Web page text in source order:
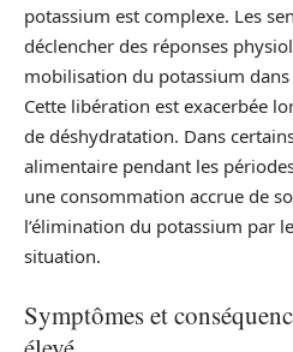
potassium est complexe. Les
déclencher des réponses
mobilisation du potassium
Cette libération est exacerbée
de déshydratation. Dans
alimentaire pendant les
une consommation accrue de
l’élimination du potassium par
situation.
Symptômes et